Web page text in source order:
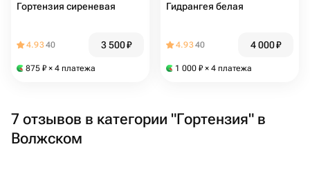
Гортензия сиреневая
4.9340 3 500₽
875 ₽ × 4 платежа
Гидрангея белая
4.9340 4 000₽
1 000 ₽ × 4 платежа
7 отзывов в категории "Гортензия" в
Волжском